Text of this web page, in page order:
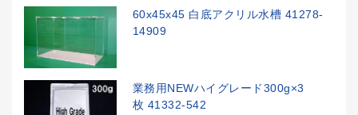
60x45x45 白底アクリル水槽 41278-
14909
業務用NEWハイグレード300g×3
枚 41332-542